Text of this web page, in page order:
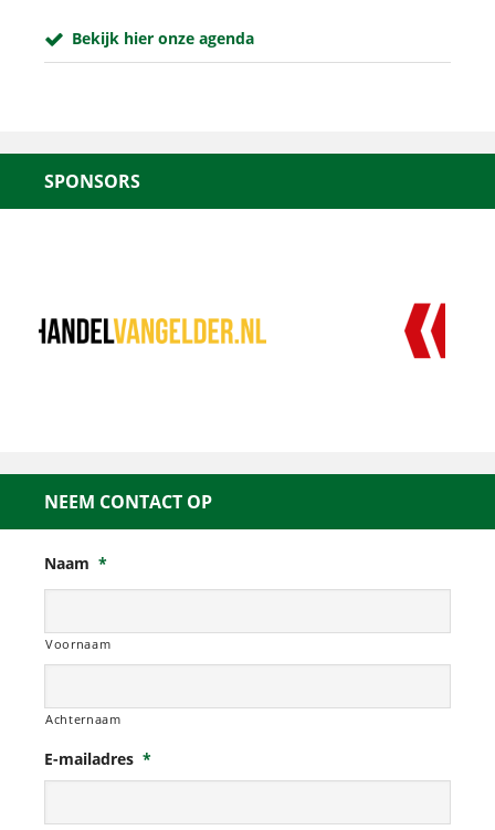
Bekijk hier onze agenda
SPONSORS
NEEM CONTACT OP
Naam *
Voornaam
Achternaam
E-mailadres *